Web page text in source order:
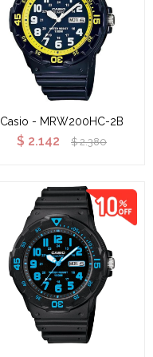
Casio - MRW200HC-2B
$ 2.142 $ 2.380